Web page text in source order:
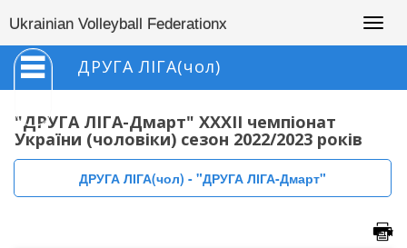
Ukrainian Volleyball Federationx
ДРУГА ЛІГА(чол)
"ДРУГА ЛІГА-Дмарт" XXXII чемпіонат
України (чоловіки) сезон 2022/2023 років
ДРУГА ЛІГА(чол) - "ДРУГА ЛІГА-Дмарт"